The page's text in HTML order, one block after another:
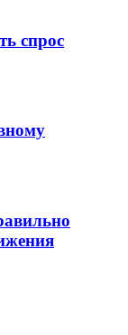
спрос